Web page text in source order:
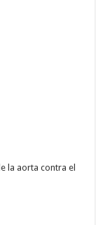
la aorta contra el